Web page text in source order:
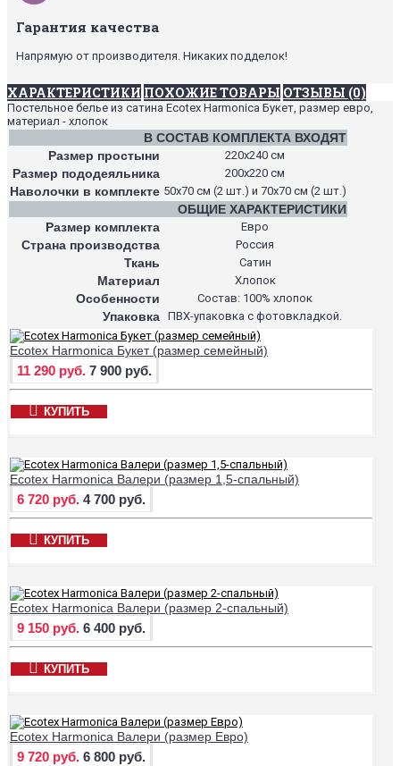
Гарантия качества
Напрямую от производителя. Никаких подделок!
ХАРАКТЕРИСТИКИ ПОХОЖИЕ ТОВАРЫ ОТЗЫВЫ (0)
Постельное белье из сатина Ecotex Harmonica Букет, размер евро,
материал - хлопок
В СОСТАВ КОМПЛЕКТА ВХОДЯТ
Размер простыни
220х240 см
Размер пододеяльника 200х220 см
Наволочки в комплекте 50х70 см (2 шт.) и 70х70 см (2 шт.)
ОБЩИЕ ХАРАКТЕРИСТИКИ
Размер комплекта
Евро
Страна производства Россия
Ткань Сатин
Материал Хлопок
Особенности Состав: 100% хлопок
Упаковка ПВХ-упаковка с фотовкладкой.
Ecotex Harmonica Букет (размер семейный)
11 290 руб. 7 900 руб.
КУПИТЬ
Ecotex Harmonica Валери (размер 1,5-спальный)
6 720 руб. 4 700 руб.
КУПИТЬ
Ecotex Harmonica Валери (размер 2-спальный)
9 150 руб. 6 400 руб.
КУПИТЬ
Ecotex Harmonica Валери (размер Евро)
9 720 руб. 6 800 руб.